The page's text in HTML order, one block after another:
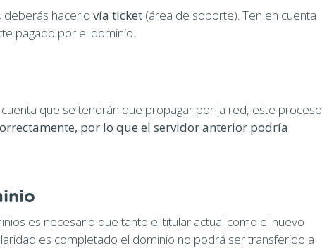
deberás hacerlo vía ticket (área de soporte). Ten en cuenta
pagado por el dominio.
que se tendrán que propagar por la red, este proceso
por lo que el servidor anterior podría
es necesario que tanto el titular actual como el nuevo
es completado el dominio no podrá ser transferido a